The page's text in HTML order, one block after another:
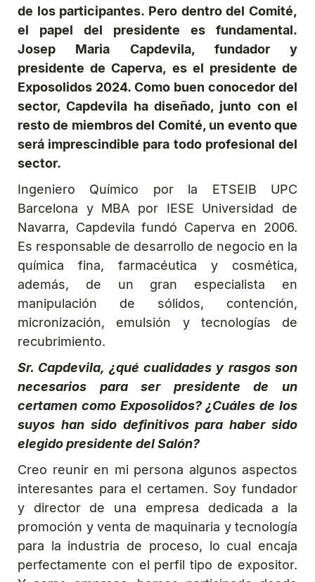
de los participantes. Pero dentro del Comité,
el papel del presidente es fundamental.
Josep Maria Capdevila, fundador y
presidente de Caperva, es el presidente de
Exposolidos 2024. Como buen conocedor del
sector, Capdevila ha diseñado, junto con el
resto de miembros del Comité, un evento que
será imprescindible para todo profesional del
sector.
Ingeniero Químico por la ETSEIB UPC
Barcelona y MBA por IESE Universidad de
Navarra, Capdevila fundó Caperva en 2006.
Es responsable de desarrollo de negocio en la
química fina, farmacéutica y cosmética,
además, de un gran especialista en
manipulación de sólidos, contención,
micronización, emulsión y tecnologías de
recubrimiento.
Sr. Capdevila, ¿qué cualidades y rasgos son
necesarios para ser presidente de un
certamen como Exposolidos? ¿Cuáles de los
suyos han sido definitivos para haber sido
elegido presidente del Salón?
Creo reunir en mi persona algunos aspectos
interesantes para el certamen. Soy fundador
y director de una empresa dedicada a la
promoción y venta de maquinaria y tecnología
para la industria de proceso, lo cual encaja
perfectamente con el perfil tipo de expositor.